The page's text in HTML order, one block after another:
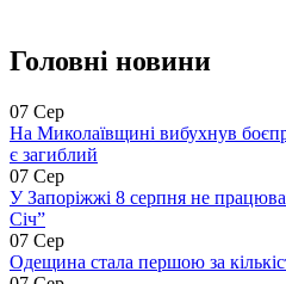
Головні новини
07 Сер
На Миколаївщині вибухнув
є загиблий
07 Сер
У Запоріжжі 8 серпня не
Січ”
07 Сер
Одещина стала першою за